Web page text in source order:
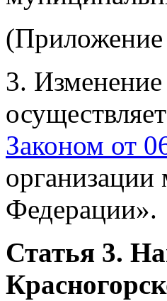
3. Изменение
Законом от
организации
Федерации».
Статья 3.